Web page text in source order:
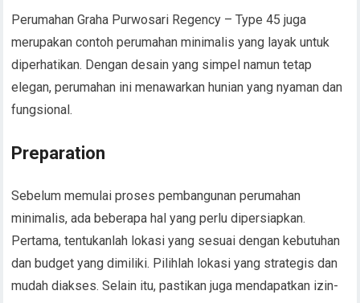
Perumahan Graha Purwosari Regency – Type 45 juga
merupakan contoh perumahan minimalis yang layak untuk
diperhatikan. Dengan desain yang simpel namun tetap
elegan, perumahan ini menawarkan hunian yang nyaman dan
fungsional.
Preparation
Sebelum memulai proses pembangunan perumahan
minimalis, ada beberapa hal yang perlu dipersiapkan.
Pertama, tentukanlah lokasi yang sesuai dengan kebutuhan
dan budget yang dimiliki. Pilihlah lokasi yang strategis dan
mudah diakses. Selain itu, pastikan juga mendapatkan izin-